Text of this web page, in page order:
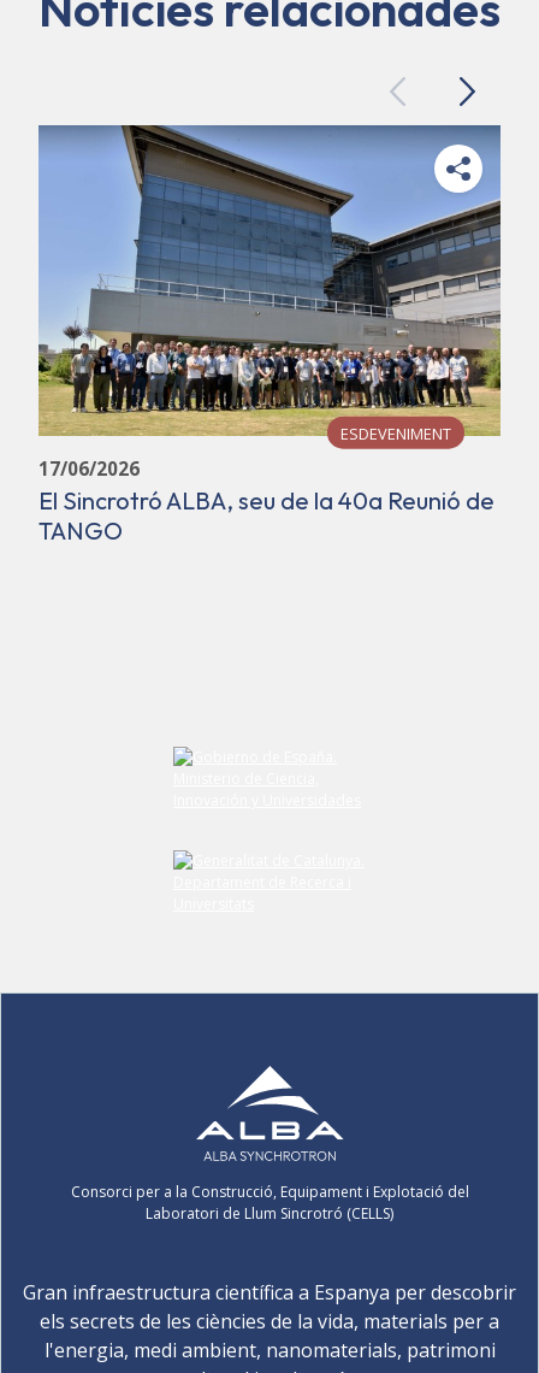
PreviousNext
ESDEVENIMENT
17/06/2026
El Sincrotró ALBA, seu de la 40a Reunió de
TANGO
Consorci per a la Construcció, Equipament i Explotació del
Laboratori de Llum Sincrotró (CELLS)
Gran infraestructura científica a Espanya per descobrir
els secrets de les ciències de la vida, materials per a
l'energia, medi ambient, nanomaterials, patrimoni